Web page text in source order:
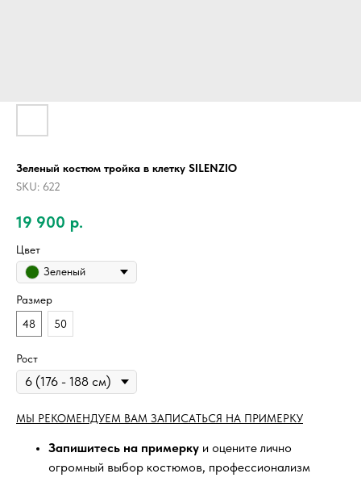
Зеленый костюм тройка в клетку SILENZIO
SKU: 622
19 900 р.
Цвет
Зеленый
Размер
48
50
Рост
МЫ РЕКОМЕНДУЕМ ВАМ ЗАПИСАТЬСЯ НА ПРИМЕРКУ
Запишитесь на примерку и оцените лично
огромный выбор костюмов, профессионализм